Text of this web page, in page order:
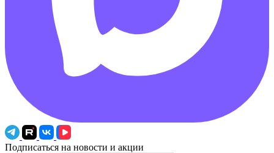
Подписаться на новости и акции